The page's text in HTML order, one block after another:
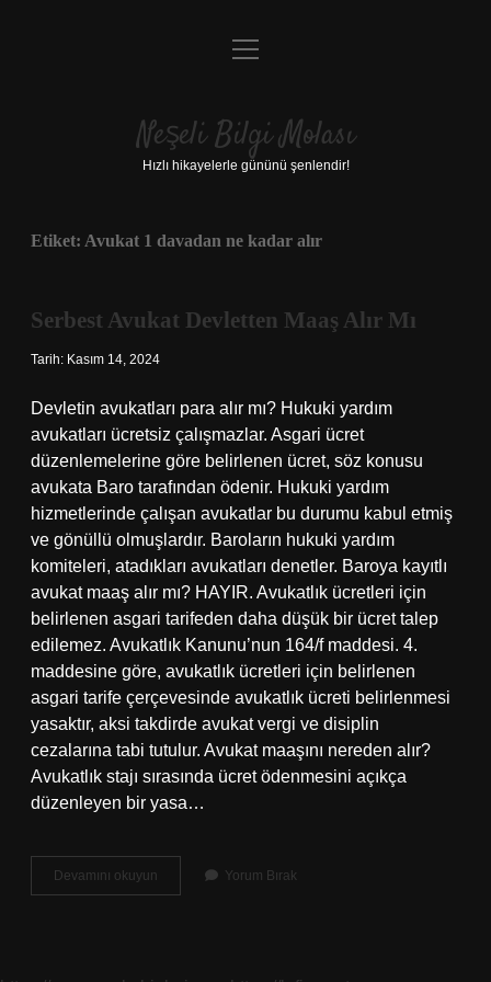
Anasayfa
Yasal Uyarı
menüyü
Neşeli Bilgi Molası
Hızlı hikayelerle gününü şenlendir!
Etiket: Avukat 1 davadan ne kadar alır
Serbest Avukat Devletten Maaş Alır Mı
Tarih: Kasım 14, 2024
Devletin avukatları para alır mı? Hukuki yardım
avukatları ücretsiz çalışmazlar. Asgari ücret
düzenlemelerine göre belirlenen ücret, söz konusu
avukata Baro tarafından ödenir. Hukuki yardım
hizmetlerinde çalışan avukatlar bu durumu kabul etmiş
ve gönüllü olmuşlardır. Baroların hukuki yardım
komiteleri, atadıkları avukatları denetler. Baroya kayıtlı
avukat maaş alır mı? HAYIR. Avukatlık ücretleri için
belirlenen asgari tarifeden daha düşük bir ücret talep
edilemez. Avukatlık Kanunu’nun 164/f maddesi. 4.
maddesine göre, avukatlık ücretleri için belirlenen
asgari tarife çerçevesinde avukatlık ücreti belirlenmesi
yasaktır, aksi takdirde avukat vergi ve disiplin
cezalarına tabi tutulur. Avukat maaşını nereden alır?
Avukatlık stajı sırasında ücret ödenmesini açıkça
düzenleyen bir yasa…
Devamını okuyun
Avukat
Yorum Bırak